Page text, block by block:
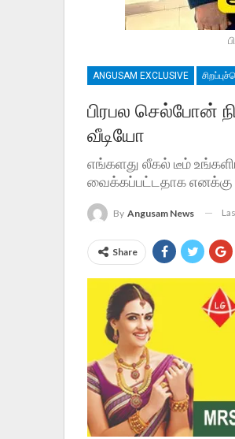
ANGUSAM EXCLUSIVE
பிரபல செல்போன்
வீடியோ
எங்களது லீகல் டீம்
வைக்கப்பட்டதாக எனக்கு
By Angusam News
Share